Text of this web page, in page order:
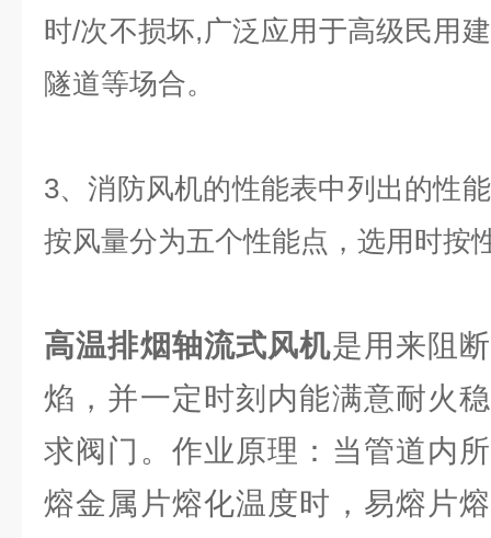
时/次不损坏,广泛应用于高级民用
隧道等场合。
3、消防风机的性能表中列出的性
按风量分为五个性能点，选用时按
高温排烟轴流式风机是用来阻
焰，并一定时刻内能满意耐火
求阀门。作业原理：当管道内
熔金属片熔化温度时，易熔片